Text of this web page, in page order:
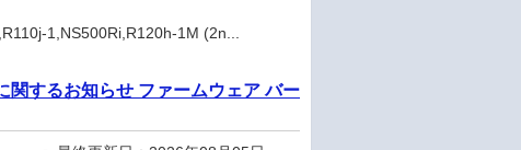
1,NS500Ri,R120h-1M (2n...
関するお知らせ ファームウェア バー